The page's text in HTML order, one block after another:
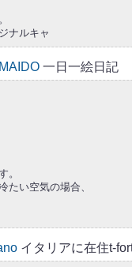
ナルキャ
一日一絵日記
。
たい空気の場合、
イタリアに在住t-